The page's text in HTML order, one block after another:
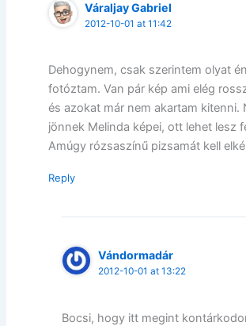
Váraljay Gabriel
2012-10-01 at 11:42
Dehogynem, csak szerintem olyat
fotóztam. Van pár kép ami elég
és azokat már nem akartam kitenni.
jönnek Melinda képei, ott lehet lesz
Amúgy rózsaszínű pizsamát kell
Reply
Vándormadár
2012-10-01 at 13:22
Bocsi, hogy itt megint